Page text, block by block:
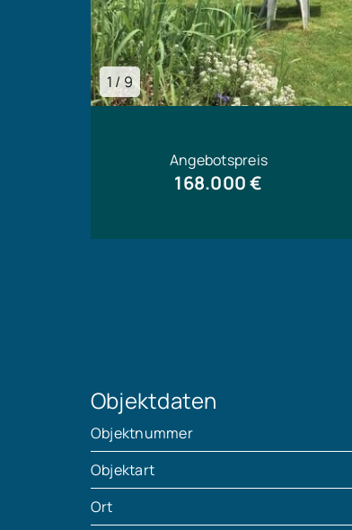
1 / 9
Angebotspreis
168.000 €
Objektdaten
Objektnummer
Objektart
Ort